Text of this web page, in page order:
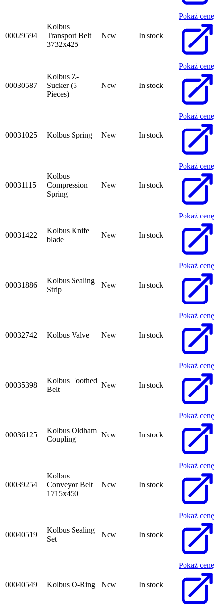
00029594
Kolbus
Transport Belt
3732x425
New In stock
Pokaż cenę
00030587
Kolbus Z-
Sucker (5
Pieces)
New In stock
Pokaż cenę
00031025 Kolbus Spring New In stock
Pokaż cenę
00031115
Kolbus
Compression
Spring
New In stock
Pokaż cenę
00031422
Kolbus Knife
blade
New In stock
Pokaż cenę
00031886
Kolbus Sealing
Strip
New In stock
Pokaż cenę
00032742 Kolbus Valve New In stock
Pokaż cenę
00035398
Kolbus Toothed
Belt
New In stock
Pokaż cenę
00036125
Kolbus Oldham
Coupling
New In stock
Pokaż cenę
00039254
Kolbus
Conveyor Belt
1715x450
New In stock
Pokaż cenę
00040519
Kolbus Sealing
Set
New In stock
Pokaż cenę
00040549 Kolbus O-Ring New In stock
Pokaż cenę